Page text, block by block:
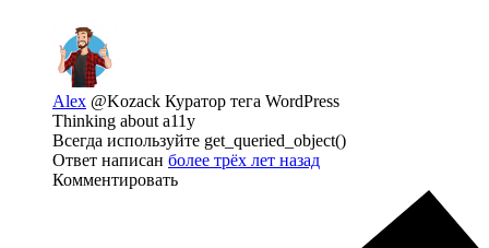
Alex @Kozack Куратор тега WordPress
Thinking about a11y
Всегда используйте get_queried_object()
Ответ написан более трёх лет назад
Комментировать